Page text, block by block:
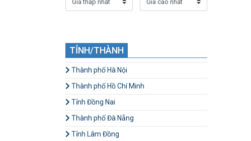
TỈNH/THÀNH
Thành phố Hà Nội
Thành phố Hồ Chí Minh
Tỉnh Đồng Nai
Thành phố Đà Nẵng
Tỉnh Lâm Đồng